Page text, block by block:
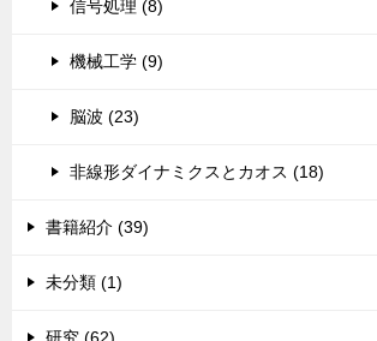
信号処理 (8)
機械工学 (9)
脳波 (23)
非線形ダイナミクスとカオス (18)
書籍紹介 (39)
未分類 (1)